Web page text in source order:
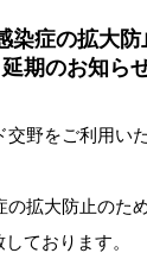
染症の拡大防
期のお知ら
交野をご利用い
拡大防止のた
ております。